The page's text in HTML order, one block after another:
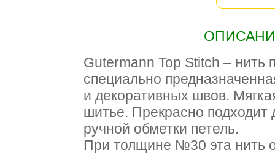
Gutermann Top Stitch – нить
специально
и декоративных швов.
шитье. Прекрасно
ручной обметки петель.
При толщине №30 эта нить